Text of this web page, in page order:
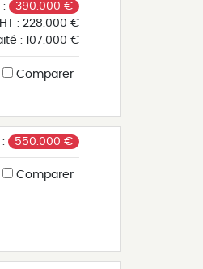
: 390.000 €
:228.000 €
:
107.000 €
Comparer
: 550.000 €
Comparer